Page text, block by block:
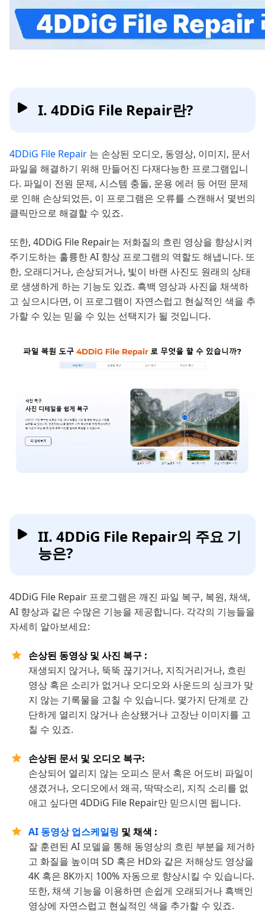
I. 4DDiG File Repair란?
4DDiG File Repair 는 손상된 오디오, 동영상, 이미지, 문서
파일을 해결하기 위해 만들어진 다재다능한 프로그램입니
다. 파일이 전원 문제, 시스템 충돌, 운용 에러 등 어떤 문제
로 인해 손상되었든, 이 프로그램은 오류를 스캔해서 몇번의
클릭만으로 해결할 수 있죠.
또한, 4DDiG File Repair는 저화질의 흐린 영상을 향상시켜
주기도하는 훌륭한 AI 향상 프로그램의 역할도 해냅니다. 또
한, 오래디거나, 손상되거나, 빛이 바랜 사진도 원래의 상태
로 생생하게 하는 기능도 있죠. 흑백 영상과 사진을 채색하
고 싶으시다면, 이 프로그램이 자연스럽고 현실적인 색을 추
가할 수 있는 믿을 수 있는 선택지가 될 것입니다.
II. 4DDiG File Repair의 주요 기
능은?
4DDiG File Repair 프로그램은 깨진 파일 복구, 복원, 채색,
AI 향상과 같은 수많은 기능을 제공합니다. 각각의 기능들을
자세히 알아보세요:
손상된 동영상 및 사진 복구 :
재생되지 않거나, 뚝뚝 끊기거나, 지직거리거나, 흐린
영상 혹은 소리가 없거나 오디오와 사운드의 싱크가 맞
지 않는 기록물을 고칠 수 있습니다. 몇가지 단계로 간
단하게 열리지 않거나 손상됐거나 고장난 이미지를 고
칠 수 있죠.
손상된 문서 및 오디오 복구:
손상되어 열리지 않는 오피스 문서 혹은 어도비 파일이
생겼거나, 오디오에서 왜곡, 딱딱소리, 지직 소리를 없
애고 싶다면 4DDiG File Repair만 믿으시면 됩니다.
AI 동영상 업스케일링 및 채색 :
잘 훈련된 AI 모델을 통해 동영상의 흐린 부분을 제거하
고 화질을 높이며 SD 혹은 HD와 같은 저해상도 영상을
4K 혹은 8K까지 100% 자동으로 향상시킬 수 있습니다.
또한, 채색 기능을 이용하면 손쉽게 오래되거나 흑백인
영상에 자연스럽고 현실적인 색을 추가할 수 있죠.